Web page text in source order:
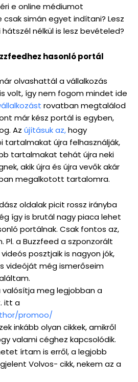
e online médiumot
simán egyet indítani? Lesz
nélkül is lesz bevételed?
hasonló portál
olvashattál a vállalkozás
volt, így nem fogom mindet ide
rovatban megtalálod
már kész portál is egyben,
Az újításuk az,hogy
tartalmakat újra felhasználják,
tartalmakat tehát újra neki
akik újra és újra vevők akár
megalkotott tartalomra.
oldalak picit rossz irányba
így is brutál nagy piaca lehet
portálnak. Csak fontos az,
Pl. a Buzzfeed a szponzorált
posztjaik is nagyon jók,
videóját még ismerőseim
valósítja meg legjobban a
itt a
promoo/
inkább olyan cikkek, amikről
valami céghez kapcsolódik.
írtam is erről, a legjobb
Volvos- cikk, nekem az a